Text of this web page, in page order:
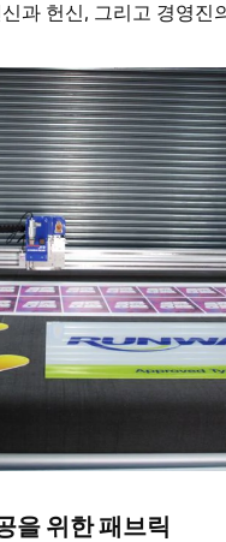
과 헌신, 그리고 경영진
을 위한 패브릭